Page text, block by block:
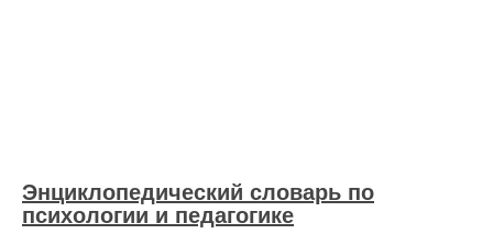
Энциклопедический словарь по
психологии и педагогике